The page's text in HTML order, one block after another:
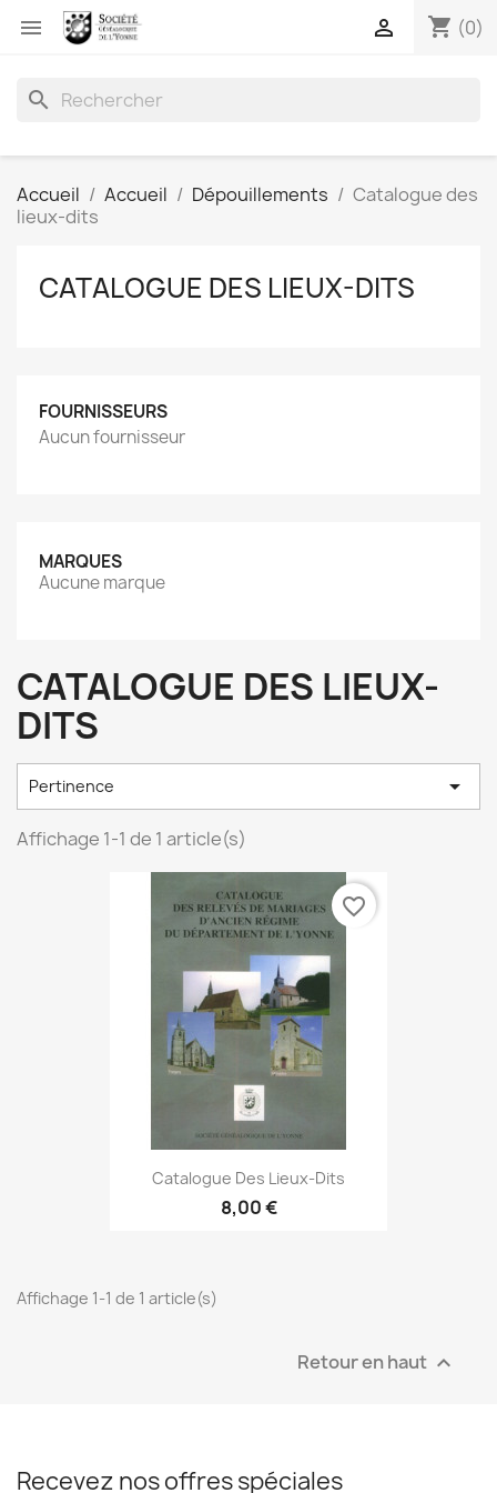
 shopping_cart (0)

search
Accueil Accueil Dépouillements
Catalogue des
lieux-dits
CATALOGUE DES LIEUX-DITS
FOURNISSEURS
Aucun fournisseur
MARQUES
Aucune marque
CATALOGUE DES LIEUX-
DITS
Pertinence 
Affichage 1-1 de 1 article(s)
Catalogue Des Lieux-Dits
8,00 €
favorite_border
Affichage 1-1 de 1 article(s)
Retour en haut 
Recevez nos offres spéciales